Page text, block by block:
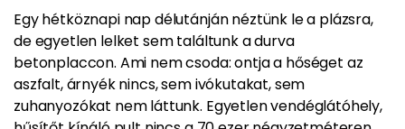
Egy hétköznapi nap délutánján néztünk le a plázsra,
de egyetlen lelket sem találtunk a durva
betonplaccon. Ami nem csoda: ontja a hőséget az
aszfalt, árnyék nincs, sem ivókutakat, sem
zuhanyozókat nem láttunk. Egyetlen vendéglátóhely,